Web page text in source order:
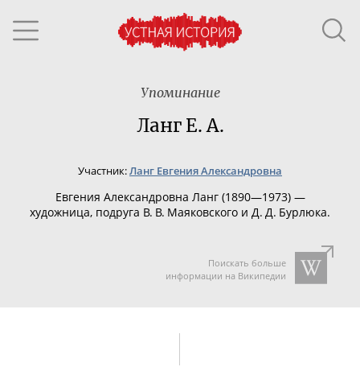
Упоминание
Ланг Е. А.
Участник:Ланг Евгения Александровна
Евгения Александровна Ланг (1890—1973) —
художница, подруга В. В. Маяковского и Д. Д. Бурлюка.
Поискать больше
информации на Википедии